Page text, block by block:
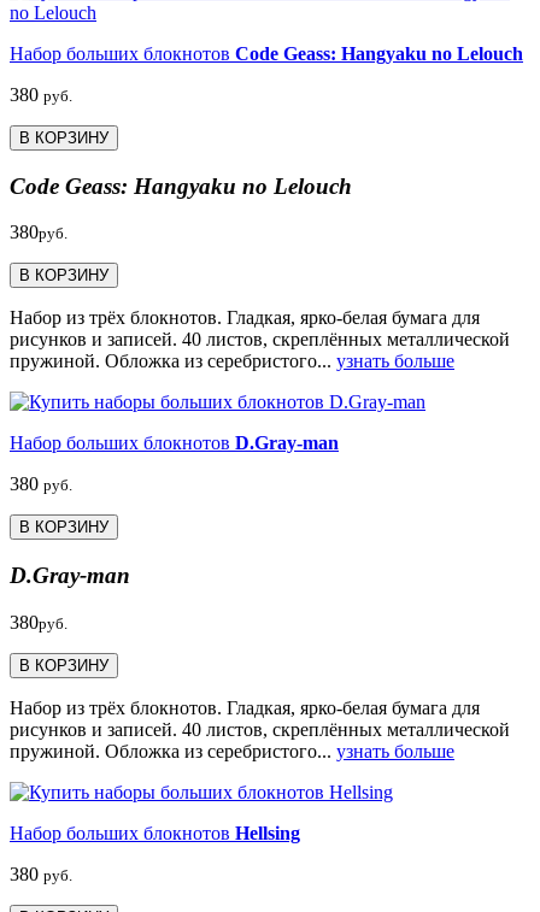
Набор больших блокнотов Code Geass: Hangyaku no Lelouch
380 руб.
В КОРЗИНУ
Code Geass: Hangyaku no Lelouch
380руб.
В КОРЗИНУ
Набор из трёх блокнотов. Гладкая, ярко-белая бумага для
рисунков и записей. 40 листов, скреплённых металлической
пружиной. Обложка из серебристого... узнать больше
Набор больших блокнотов D.Gray-man
380 руб.
В КОРЗИНУ
D.Gray-man
380руб.
В КОРЗИНУ
Набор из трёх блокнотов. Гладкая, ярко-белая бумага для
рисунков и записей. 40 листов, скреплённых металлической
пружиной. Обложка из серебристого... узнать больше
Набор больших блокнотов Hellsing
380 руб.